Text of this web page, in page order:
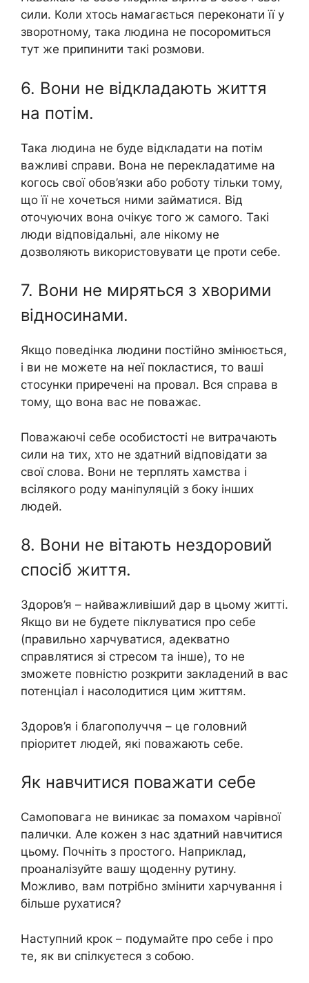
сили. Коли хтось намагається переконати її у
зворотному, така людина не посоромиться
тут же припинити такі розмови.
6. Вони не відкладають життя
на потім.
Така людина не буде відкладати на потім
важливі справи. Вона не перекладатиме на
когось свої обов’язки або роботу тільки тому,
що її не хочеться ними займатися. Від
оточуючих вона очікує того ж самого. Такі
люди відповідальні, але нікому не
дозволяють використовувати це проти себе.
7. Вони не миряться з хворими
відносинами.
Якщо поведінка людини постійно змінюється,
і ви не можете на неї покластися, то ваші
стосунки приречені на провал. Вся справа в
тому, що вона вас не поважає.
Поважаючі себе особистості не витрачають
сили на тих, хто не здатний відповідати за
свої слова. Вони не терплять хамства і
всілякого роду маніпуляцій з боку інших
людей.
8. Вони не вітають нездоровий
спосіб життя.
Здоров’я – найважливіший дар в цьому житті.
Якщо ви не будете піклуватися про себе
(правильно харчуватися, адекватно
справлятися зі стресом та інше), то не
зможете повністю розкрити закладений в вас
потенціал і насолодитися цим життям.
Здоров’я і благополуччя – це головний
пріоритет людей, які поважають себе.
Як навчитися поважати себе
Самоповага не виникає за помахом чарівної
палички. Але кожен з нас здатний навчитися
цьому. Почніть з простого. Наприклад,
проаналізуйте вашу щоденну рутину.
Можливо, вам потрібно змінити харчування і
більше рухатися?
Наступний крок – подумайте про себе і про
те, як ви спілкуєтеся з собою.